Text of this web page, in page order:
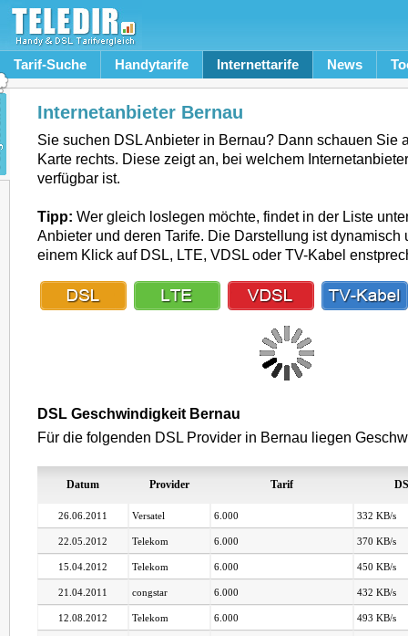
Tarif-Suche Handytarife Internettarife News
Internetanbieter Bernau
Sie suchen DSL Anbieter in Bernau? Dann schauen Sie
Karte rechts. Diese zeigt an, bei welchem
verfügbar ist.
Tipp: Wer gleich loslegen möchte, findet in der Liste
Anbieter und deren Tarife. Die Darstellung ist dynamisch
einem Klick auf DSL, LTE, VDSL oder TV-Kabel
DSL Geschwindigkeit Bernau
Für die folgenden DSL Provider in Bernau liegen
Datum Provider Tarif
26.06.2011 Versatel 6.000 332 KB/s
22.05.2012 Telekom 6.000 370 KB/s
15.04.2012 Telekom 6.000 450 KB/s
21.04.2011 congstar 6.000 432 KB/s
12.08.2012 Telekom 6.000 493 KB/s